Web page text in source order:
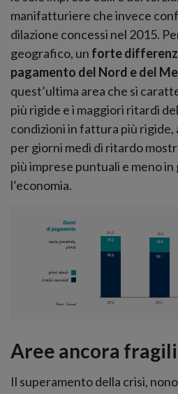
manifatturiere che invece
dilazione concessi nel 2015.
geografico, un forte
pagamento del Nord e del
quest’ultima area che si
più rigide e i maggiori ritardi
condizioni in fattura più rigide,
per giorni medi di ritardo
più imprese puntuali e meno
l’economia.
Aree ancora fragili
Il superamento della crisi,